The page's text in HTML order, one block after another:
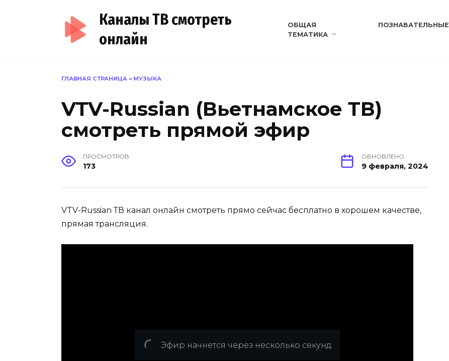
Каналы ТВ смотреть
онлайн
ОБЩАЯ
ТЕМАТИКА
ПОЗНАВАТЕЛЬНЫЕ
ГЛАВНАЯ СТРАНИЦА » МУЗЫКА
VTV-Russian (Вьетнамское ТВ)
смотреть прямой эфир
ПРОСМОТРОВ
173
ОБНОВЛЕНО
9 февраля, 2024
VTV-Russian ТВ канал онлайн смотреть прямо сейчас бесплатно в хорошем качестве,
прямая трансляция.